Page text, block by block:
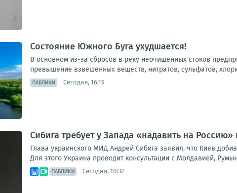
Состояние Южного Буга ухудшается!
В основном из-за сбросов в реку неочищенных стоков
превышение взвешенных веществ, нитратов, сульфатов,
ПАБЛИКИ Сегодня, 16:19
Сибига требует у Запада «надавить на
Глава украинского МИД Андрей Сибига заявил, что Киев
Для этого Украина проводит консультации с Молдавией,
ПАБЛИКИ Сегодня, 10:32